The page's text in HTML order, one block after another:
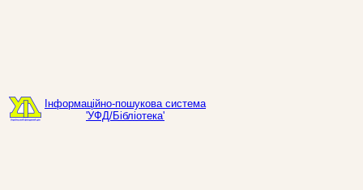
Інформаційно-пошукова система
'УФД/Бібліотека'